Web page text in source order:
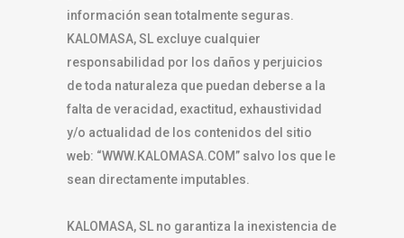
información sean totalmente seguras.
KALOMASA, SL excluye cualquier
responsabilidad por los daños y perjuicios
de toda naturaleza que puedan deberse a la
falta de veracidad, exactitud, exhaustividad
y/o actualidad de los contenidos del sitio
web: “WWW.KALOMASA.COM” salvo los que le
sean directamente imputables.
KALOMASA, SL no garantiza la inexistencia de